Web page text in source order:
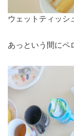
ウェットティッシ
あっという間にペ